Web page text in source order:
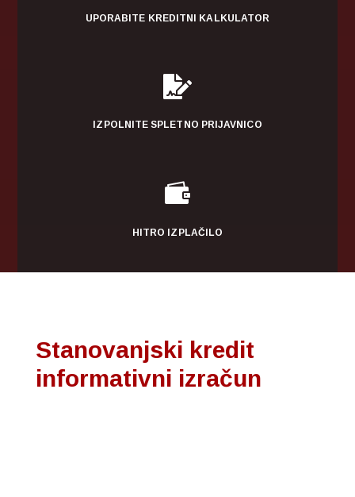
UPORABITE KREDITNI KALKULATOR

IZPOLNITE SPLETNO PRIJAVNICO

HITRO IZPLAČILO
Stanovanjski kredit
informativni izračun